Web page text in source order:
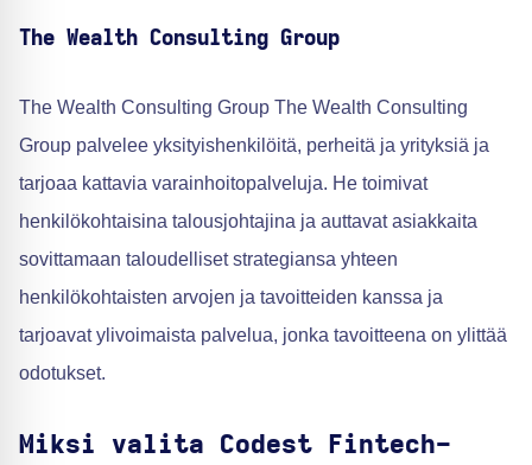
The Wealth Consulting Group
The Wealth Consulting Group The Wealth Consulting
Group palvelee yksityishenkilöitä, perheitä ja yrityksiä ja
tarjoaa kattavia varainhoitopalveluja. He toimivat
henkilökohtaisina talousjohtajina ja auttavat asiakkaita
sovittamaan taloudelliset strategiansa yhteen
henkilökohtaisten arvojen ja tavoitteiden kanssa ja
tarjoavat ylivoimaista palvelua, jonka tavoitteena on ylittää
odotukset.
Miksi valita Codest Fintech-